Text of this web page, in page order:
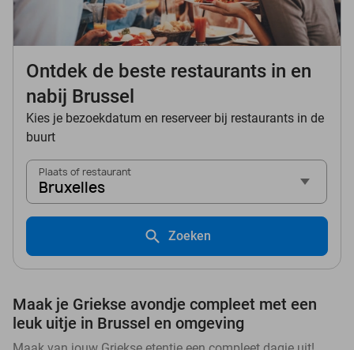
Ontdek de beste restaurants in en
nabij Brussel
Kies je bezoekdatum en reserveer bij restaurants in de
buurt
Plaats of restaurant
Bruxelles
Zoeken
Maak je Griekse avondje compleet met een
leuk uitje in Brussel en omgeving